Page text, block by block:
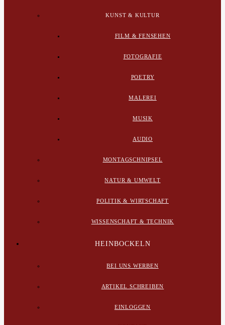
KUNST & KULTUR
FILM & FENSEHEN
FOTOGRAFIE
POETRY
MALEREI
MUSIK
AUDIO
MONTAGSCHNIPSEL
NATUR & UMWELT
POLITIK & WIRTSCHAFT
WISSENSCHAFT & TECHNIK
HEINBOCKELN
BEI UNS WERBEN
ARTIKEL SCHREIBEN
EINLOGGEN